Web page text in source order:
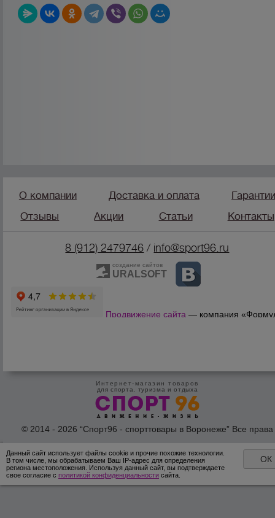
О компании Доставка и оплата
Отзывы
Акции Статьи Контакты
8 (912) 2479746 / info@sport96.ru
создание сайтов
URALSOFT
Продвижение сайта — компания
Интернет-магазин товаров
для спорта, туризма и отдыха
© 2014 - 2026 “Спорт96 - спорттовары в Воронеже” Все права
Данный сайт использует файлы cookie и прочие похожие технологии.
В том числе, мы обрабатываем Ваш IP-адрес для определения
региона местоположения. Используя данный сайт, вы подтверждаете
свое согласие с политикой конфиденциальности сайта.
ОК